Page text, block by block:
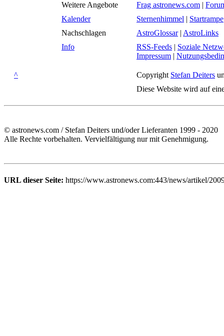
Weitere Angebote
Frag astronews.com |
Kalender
Sternenhimmel | Startrampe
Nachschlagen
AstroGlossar| AstroLinks
Info
RSS-Feeds | Soziale
Impressum |
^ Copyright Stefan Deiters
Diese Website wird auf
© astronews.com / Stefan Deiters und/oder Lieferanten 1999 - 2020
Alle Rechte vorbehalten. Vervielfältigung nur mit Genehmigung.
URL dieser Seite: https://www.astronews.com:443/news/artikel/